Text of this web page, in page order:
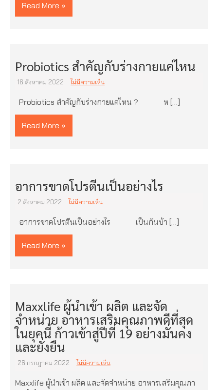
Read More »
Probiotics สำคัญกับร่างกายแค่ไหน
16 สิงหาคม 2022 ไม่มีความเห็น
Probiotics สำคัญกับร่างกายแค่ไหน ? ห […]
Read More »
อาการขาดโปรตีนเป็นอย่างไร
2 สิงหาคม 2022 ไม่มีความเห็น
อาการขาดโปรตีนเป็นอย่างไร เป็นกันบ้า […]
Read More »
Maxxlife ผู้นำเข้า ผลิต และจัด
จำหน่าย อาหารเสริมคุณภาพดีที่สุด
ในยุคนี้ ก้าวเข้าสู่ปีที่ 19 อย่างมั่นคง
และยั่งยืน
26 กรกฎาคม 2022 ไม่มีความเห็น
Maxxlife ผู้นำเข้า ผลิต และจัดจำหน่าย อาหารเสริมคุณภา